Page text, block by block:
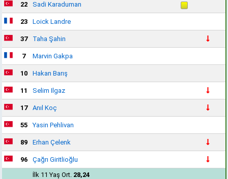
22 Sadi Karaduman
23 Loick Landre
37 Taha Şahin
7 Marvin Gakpa
10 Hakan Barış
11 Selim Ilgaz
17 Anıl Koç
55 Yasin Pehlivan
89 Erhan Çelenk
96
Çağrı Giritlioğlu
İlk 11 Yaş Ort. 28,24